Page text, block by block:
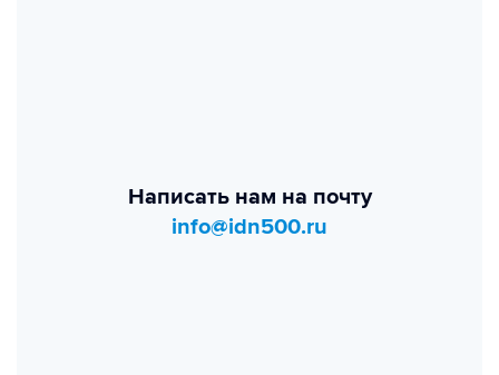
Написать нам на почту
info@idn500.ru